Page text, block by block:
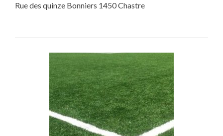
Rue des quinze Bonniers 1450 Chastre